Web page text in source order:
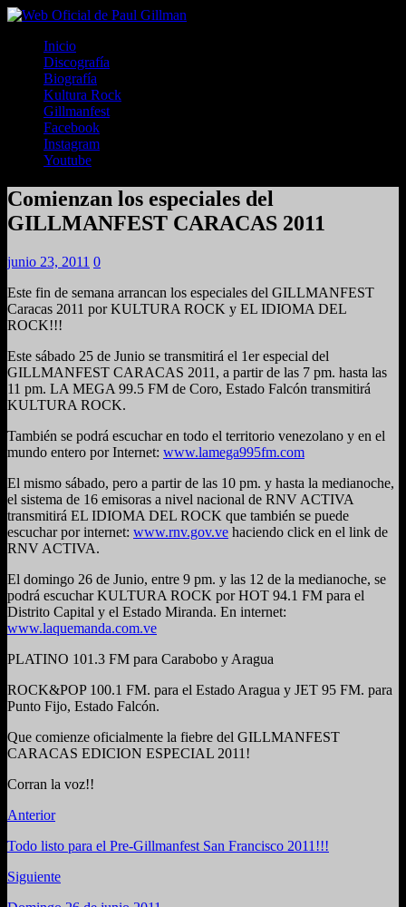
Inicio
Discografía
Biografía
Kultura Rock
Gillmanfest
Facebook
Instagram
Youtube
Comienzan los especiales del
GILLMANFEST CARACAS 2011
junio 23, 2011 0
Este fin de semana arrancan los especiales del GILLMANFEST
Caracas 2011 por KULTURA ROCK y EL IDIOMA DEL
ROCK!!!
Este sábado 25 de Junio se transmitirá el 1er especial del
GILLMANFEST CARACAS 2011, a partir de las 7 pm. hasta las
11 pm. LA MEGA 99.5 FM de Coro, Estado Falcón transmitirá
KULTURA ROCK.
También se podrá escuchar en todo el territorio venezolano y en el
mundo entero por Internet: www.lamega995fm.com
El mismo sábado, pero a partir de las 10 pm. y hasta la medianoche,
el sistema de 16 emisoras a nivel nacional de RNV ACTIVA
transmitirá EL IDIOMA DEL ROCK que también se puede
escuchar por internet: www.rnv.gov.ve haciendo click en el link de
RNV ACTIVA.
El domingo 26 de Junio, entre 9 pm. y las 12 de la medianoche, se
podrá escuchar KULTURA ROCK por HOT 94.1 FM para el
Distrito Capital y el Estado Miranda. En internet:
www.laquemanda.com.ve
PLATINO 101.3 FM para Carabobo y Aragua
ROCK&POP 100.1 FM. para el Estado Aragua y JET 95 FM. para
Punto Fijo, Estado Falcón.
Que comienze oficialmente la fiebre del GILLMANFEST
CARACAS EDICION ESPECIAL 2011!
Corran la voz!!
Anterior
Todo listo para el Pre-Gillmanfest San Francisco 2011!!!
Siguiente